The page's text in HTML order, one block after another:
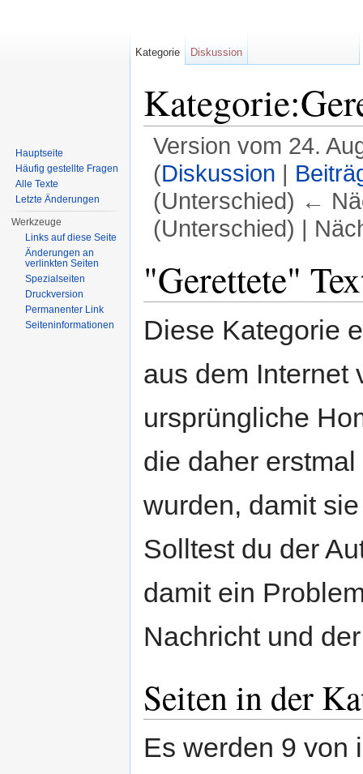
Version vom 24.
(Diskussion |
(Unterschied) ←
(Unterschied) |
"Gerettete"
Diese Kategorie
aus dem Internet
ursprüngliche
die daher
wurden, damit
Solltest du der
damit ein
Nachricht und
Seiten in der
Es werden 9 von
Kategorie Diskussion
Hauptseite
Häufig gestellte Fragen
Alle Texte
Letzte Änderungen
Werkzeuge
Links auf diese Seite
Änderungen an
verlinkten Seiten
Spezialseiten
Druckversion
Permanenter Link
Seiten­informationen